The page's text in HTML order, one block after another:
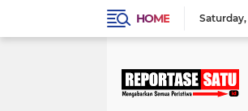
HOME Saturday